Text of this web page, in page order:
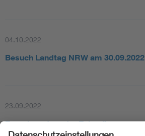
04.10.2022
Besuch Landtag NRW am 30.09.2022
23.09.2022
Energiesystem der Zukunft